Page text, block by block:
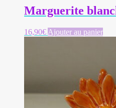
Marguerite
16,90€ Ajouter au panier